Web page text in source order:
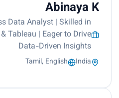
Abinaya K
Data Analyst | Skilled in
Tableau | Eager to Drive
Data-Driven Insights
India
Tamil, English